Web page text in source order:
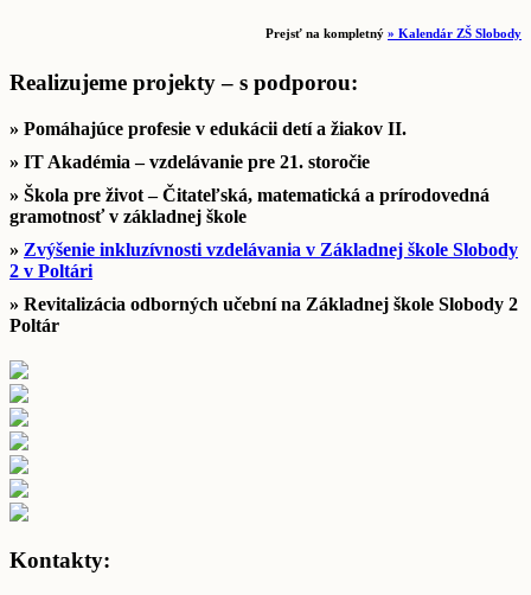
Prejsť na kompletný » Kalendár ZŠ Slobody
Realizujeme projekty – s podporou:
» Pomáhajúce profesie v edukácii detí a žiakov II.
» IT Akadémia – vzdelávanie pre 21. storočie
» Škola pre život – Čitateľská, matematická a prírodovedná
gramotnosť v základnej škole
» Zvýšenie inkluzívnosti vzdelávania v Základnej škole Slobody
2 v Poltári
» Revitalizácia odborných učební na Základnej škole Slobody 2
Poltár
Kontakty: